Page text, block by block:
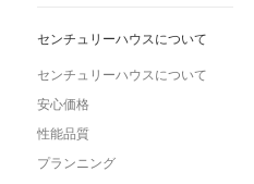
センチュリーハウスについて
センチュリーハウスについて
安心価格
性能品質
プランニング